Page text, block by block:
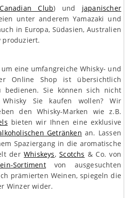
Canadian Club) und japanischer
unter anderem Yamazaki und
in Europa, Südasien, Australien
produziert.
eine umfangreiche Whisky- und
Online Shop ist übersichtlich
Sie können sich nicht
Whisky Sie kaufen wollen? Wir
den Whisky-Marken wie z.B.
bieten wir Ihnen eine exklusive
Getränken an. Lassen
Spaziergang in die aromatische
derWhiskeys,Scotchs & Co. von
Sortimentvon ausgesuchten
prämierten Weinen, spiegeln die
Winzer wider.